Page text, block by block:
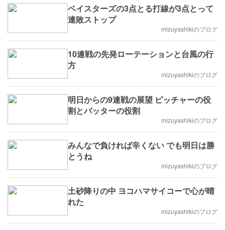
ベイスターズの3点とる打線が3点とって
連敗ストップ
mizuyashikiのブログ
10連戦の先発ローテーションと台風の行
方
mizuyashikiのブログ
明日からの9連戦の展望 ピッチャーの役
割とバッターの役割
mizuyashikiのブログ
みんなで負ければ辛くない でも明日は勝
とうね
mizuyashikiのブログ
土砂降りの中 ヨコハマサイコーで心が晴
れた
mizuyashikiのブログ